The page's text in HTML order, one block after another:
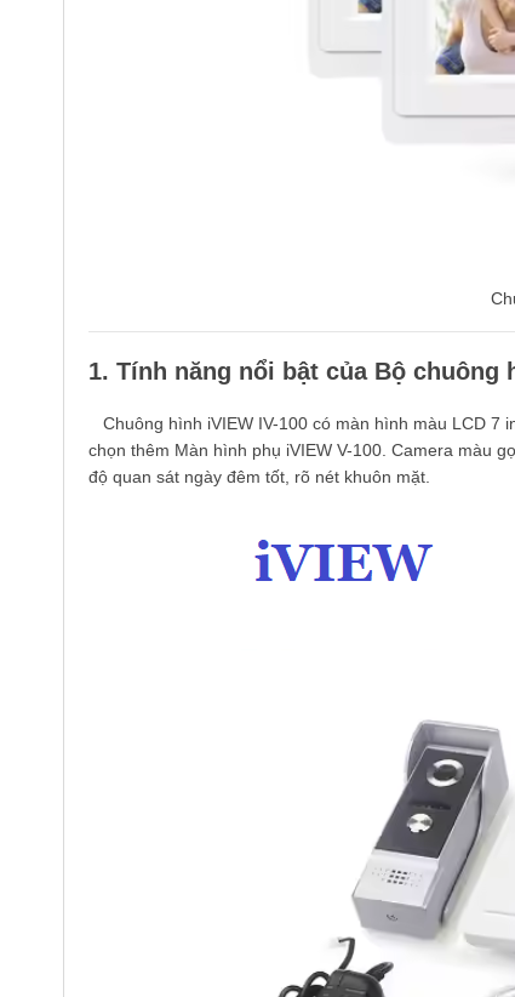
1. Tính năng nổi bật của Bộ chuông
Chuông hình iVIEW IV-100 có màn hình màu LCD 7
chọn thêm Màn hình phụ iVIEW V-100. Camera màu
độ quan sát ngày đêm tốt, rõ nét khuôn mặt.